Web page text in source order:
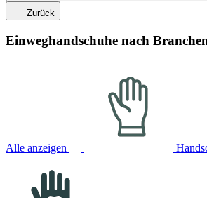
Zurück
Einweghandschuhe nach
Alle anzeigen